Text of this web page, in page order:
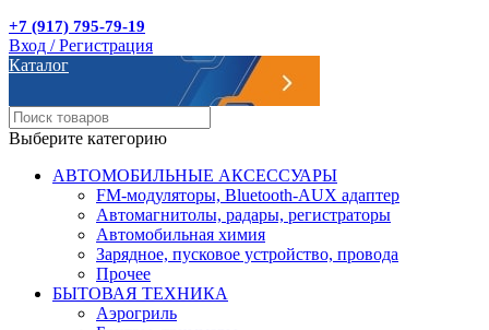
+7 (917) 795-79-19
Вход / Регистрация
Каталог
Выберите категорию
АВТОМОБИЛЬНЫЕ АКСЕССУАРЫ
FM-модуляторы, Bluetooth-AUX адаптер
Автомагнитолы, радары, регистраторы
Автомобильная химия
Зарядное, пусковое устройство, провода
Прочее
БЫТОВАЯ ТЕХНИКА
Аэрогриль